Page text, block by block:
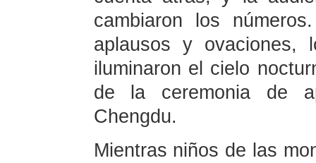
cambiaron los
aplausos y ovaciones,
iluminaron el cielo
de la ceremonia de
Chengdu.
Mientras niños de las